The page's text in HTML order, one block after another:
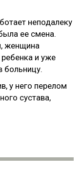
неподалеку
ее смена.
женщина
и уже
больницу.
у него перелом
сустава,